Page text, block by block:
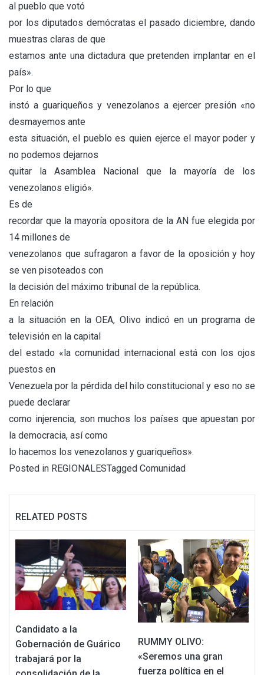
al pueblo que votó
por los diputados demócratas el pasado diciembre, dando
muestras claras de que
estamos ante una dictadura que pretenden implantar en el
país».
Por lo que
instó a guariqueños y venezolanos a ejercer presión «no
desmayemos ante
esta situación, el pueblo es quien ejerce el mayor poder y
no podemos dejarnos
quitar la Asamblea Nacional que la mayoría de los
venezolanos eligió».
Es de
recordar que la mayoría opositora de la AN fue elegida por
14 millones de
venezolanos que sufragaron a favor de la oposición y hoy
se ven pisoteados con
la decisión del máximo tribunal de la república.
En relación
a la situación en la OEA, Olivo indicó en un programa de
televisión en la capital
del estado «la comunidad internacional está con los ojos
puestos en
Venezuela por la pérdida del hilo constitucional y eso no se
puede declarar
como injerencia, son muchos los países que apuestan por
la democracia, así como
lo hacemos los venezolanos y guariqueños».
Posted in REGIONALESTagged Comunidad
RELATED POSTS
Candidato a la
Gobernación de Guárico
trabajará por la
RUMMY OLIVO:
«Seremos una gran
fuerza política en el